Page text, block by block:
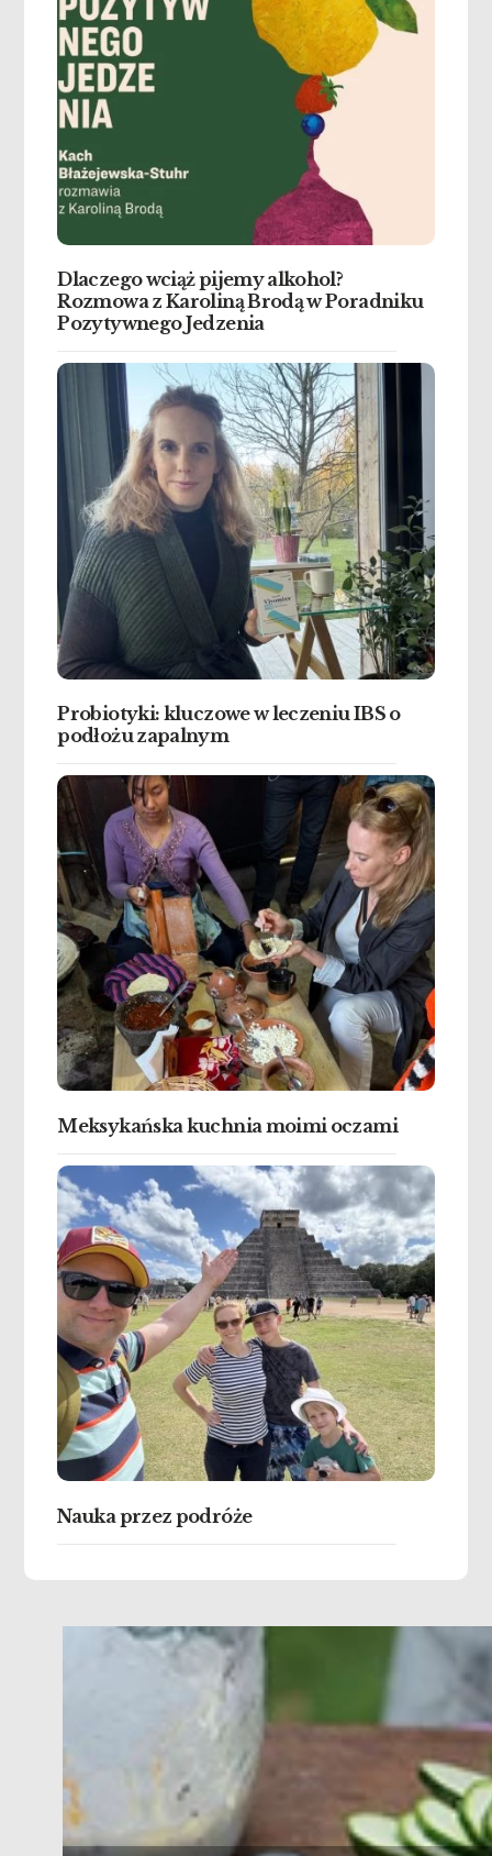
Dlaczego wciąż pijemy alkohol?
Rozmowa z Karoliną Brodą w Poradniku
Pozytywnego Jedzenia
Probiotyki: kluczowe w leczeniu IBS o
podłożu zapalnym
Meksykańska kuchnia moimi oczami
Nauka przez podróże